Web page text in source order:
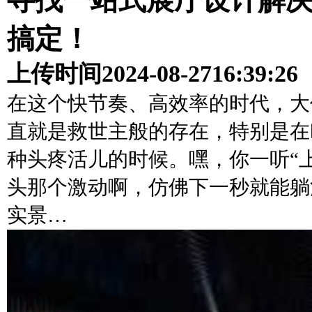
搞定！
上传时间2024-08-2716:39:26
在这个快节奏、高效率的时代，
直就是救世主般的存在，特别是
种头疼活儿的时候。嘿，你一听“
头那个激动啊，仿佛下一秒就能
实景…